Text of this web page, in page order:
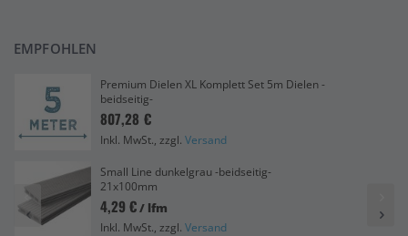
EMPFOHLEN
Premium Dielen XL Komplett Set 5m Dielen -
beidseitig-
807,28 €
Inkl. MwSt., zzgl. Versand
Small Line dunkelgrau -beidseitig-
21x100mm
4,29 €/ lfm
Inkl. MwSt., zzgl. Versand